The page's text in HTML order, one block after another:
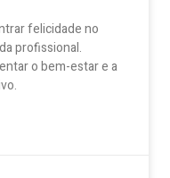
felicidade no
profissional.
o bem-estar e a